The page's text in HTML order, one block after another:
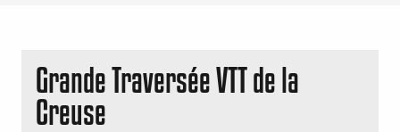
Grande Traversée VTT de la
Creuse